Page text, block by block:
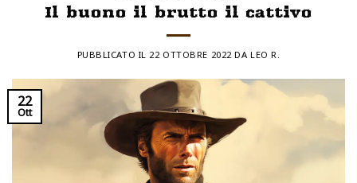
Il buono il brutto il cattivo
PUBBLICATO IL 22 OTTOBRE 2022 DALEO R.
22
Ott